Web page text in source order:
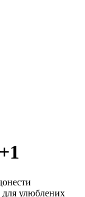
для улюблених